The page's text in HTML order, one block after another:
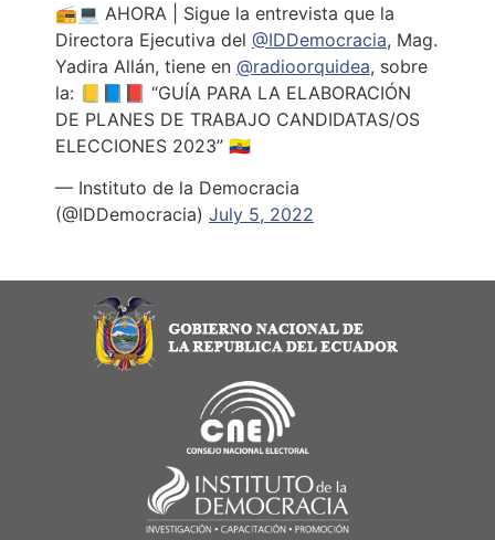
📻💻 AHORA | Sigue la entrevista que la
Directora Ejecutiva del @IDDemocracia, Mag.
Yadira Allán, tiene en @radioorquidea, sobre
la: 📒📘📕 “GUÍA PARA LA ELABORACIÓN
DE PLANES DE TRABAJO CANDIDATAS/OS
ELECCIONES 2023” 🇪🇨
— Instituto de la Democracia
(@IDDemocracia) July 5, 2022